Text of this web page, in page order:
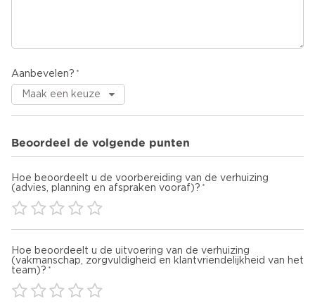
Aanbevelen?
Beoordeel de volgende punten
Hoe beoordeelt u de voorbereiding van de verhuizing
(advies, planning en afspraken vooraf)?
Hoe beoordeelt u de uitvoering van de verhuizing
(vakmanschap, zorgvuldigheid en klantvriendelijkheid van het
team)?